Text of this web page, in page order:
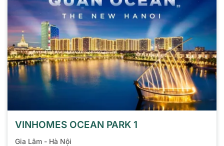
VINHOMES OCEAN PARK 1
Gia Lâm - Hà Nội